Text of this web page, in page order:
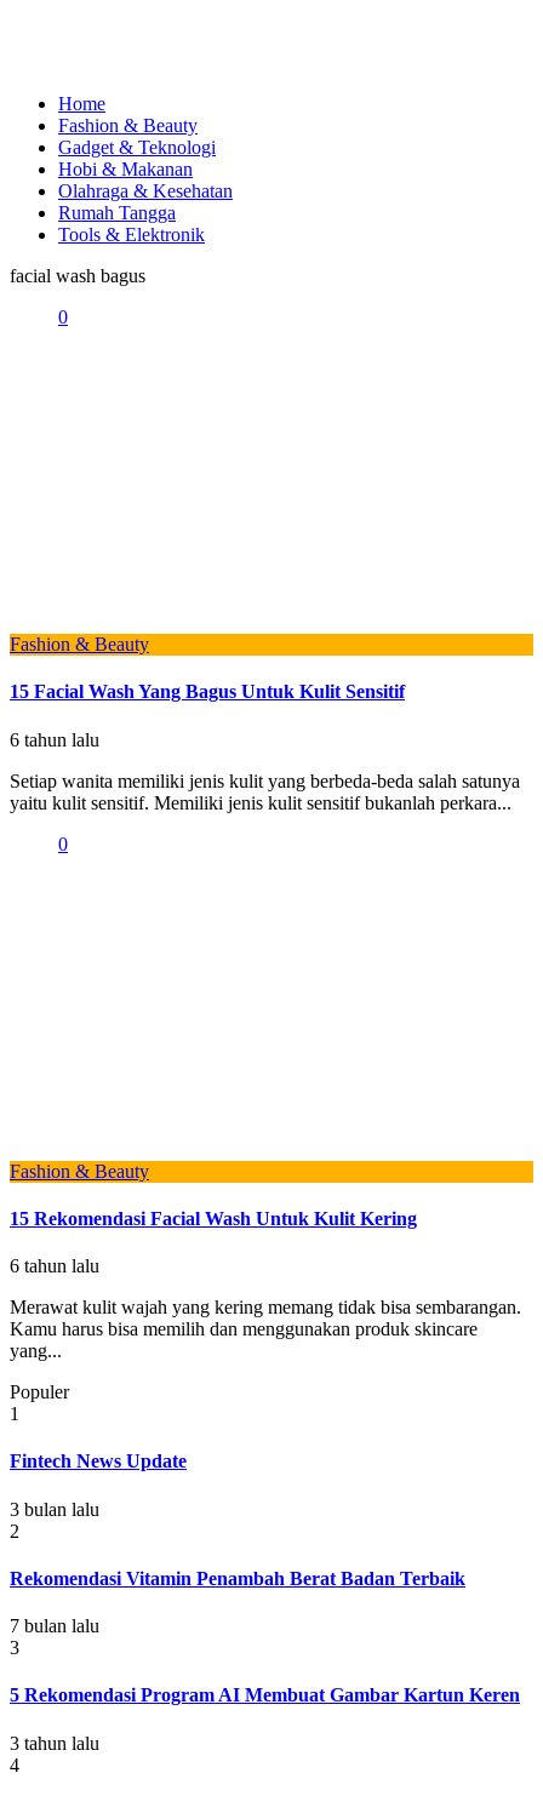
Home
Fashion & Beauty
Gadget & Teknologi
Hobi & Makanan
Olahraga & Kesehatan
Rumah Tangga
Tools & Elektronik
facial wash bagus
0
Fashion & Beauty
15 Facial Wash Yang Bagus Untuk Kulit Sensitif
6 tahun lalu
Setiap wanita memiliki jenis kulit yang berbeda-beda salah satunya
yaitu kulit sensitif. Memiliki jenis kulit sensitif bukanlah perkara...
0
Fashion & Beauty
15 Rekomendasi Facial Wash Untuk Kulit Kering
6 tahun lalu
Merawat kulit wajah yang kering memang tidak bisa sembarangan.
Kamu harus bisa memilih dan menggunakan produk skincare
yang...
Populer
1
Fintech News Update
3 bulan lalu
2
Rekomendasi Vitamin Penambah Berat Badan Terbaik
7 bulan lalu
3
5 Rekomendasi Program AI Membuat Gambar Kartun Keren
3 tahun lalu
4